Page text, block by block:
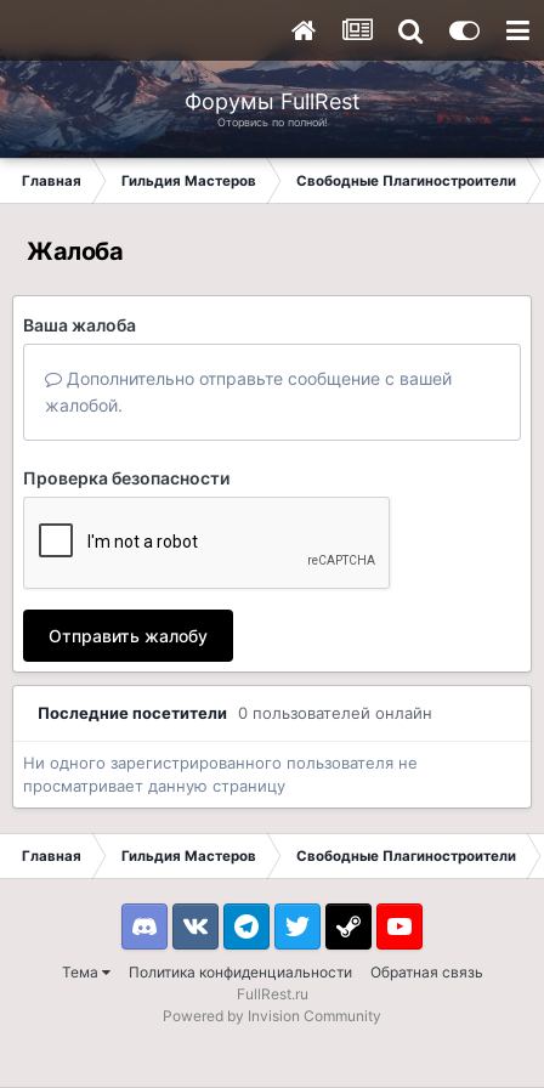
Форумы FullRest
Оторвись по полной!
Главная Гильдия Мастеров Свободные Плагиностроители
Жалоба
Ваша жалоба
Дополнительно отправьте сообщение с вашей
жалобой.
Проверка безопасности
Отправить жалобу
Последние посетители 0 пользователей онлайн
Ни одного зарегистрированного пользователя не
просматривает данную страницу
Главная Гильдия Мастеров Свободные Плагиностроители
Тема Политика конфиденциальности Обратная связь
DiscordVK TelegramTwitter Steam Youtube
FullRest.ru
Powered by Invision Community